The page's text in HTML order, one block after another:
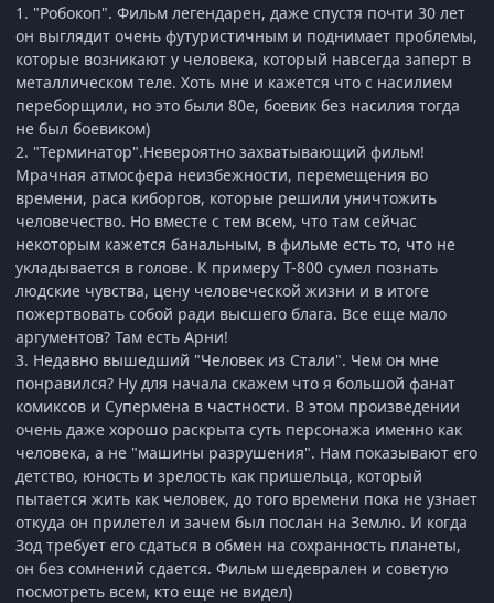
1. "Робокоп". Фильм легендарен, даже спустя почти 30 лет
он выглядит очень футуристичным и поднимает проблемы,
которые возникают у человека, который навсегда заперт в
металлическом теле. Хоть мне и кажется что с насилием
переборщили, но это были 80е, боевик без насилия тогда
не был боевиком)
2. "Терминатор".Невероятно захватывающий фильм!
Мрачная атмосфера неизбежности, перемещения во
времени, раса киборгов, которые решили уничтожить
человечество. Но вместе с тем всем, что там сейчас
некоторым кажется банальным, в фильме есть то, что не
укладывается в голове. К примеру Т-800 сумел познать
людские чувства, цену человеческой жизни и в итоге
пожертвовать собой ради высшего блага. Все еще мало
аргументов? Там есть Арни!
3. Недавно вышедший "Человек из Стали". Чем он мне
понравился? Ну для начала скажем что я большой фанат
комиксов и Супермена в частности. В этом произведении
очень даже хорошо раскрыта суть персонажа именно как
человека, а не "машины разрушения". Нам показывают его
детство, юность и зрелость как пришельца, который
пытается жить как человек, до того времени пока не узнает
откуда он прилетел и зачем был послан на Землю. И когда
Зод требует его сдаться в обмен на сохранность планеты,
он без сомнений сдается. Фильм шедеврален и советую
посмотреть всем, кто еще не видел)